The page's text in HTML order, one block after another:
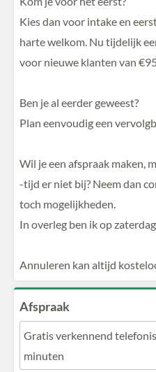
Kies dan voor intake en
harte welkom. Nu tijdelijk
voor nieuwe klanten van
Ben je al eerder geweest?
Plan eenvoudig een
Wil je een afspraak maken,
-tijd er niet bij? Neem dan
toch mogelijkheden.
In overleg ben ik op
Annuleren kan altijd
Afspraak
Gratis verkennend
minuten